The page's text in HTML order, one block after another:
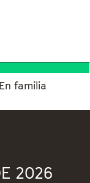
En familia
2026